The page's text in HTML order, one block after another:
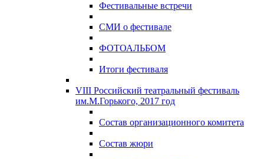
Фестивальные встречи
СМИ о фестивале
ФОТОАЛЬБОМ
Итоги фестиваля
VIII Российский театральный фестиваль
им.М.Горького, 2017 год
Состав организационного комитета
Состав жюри